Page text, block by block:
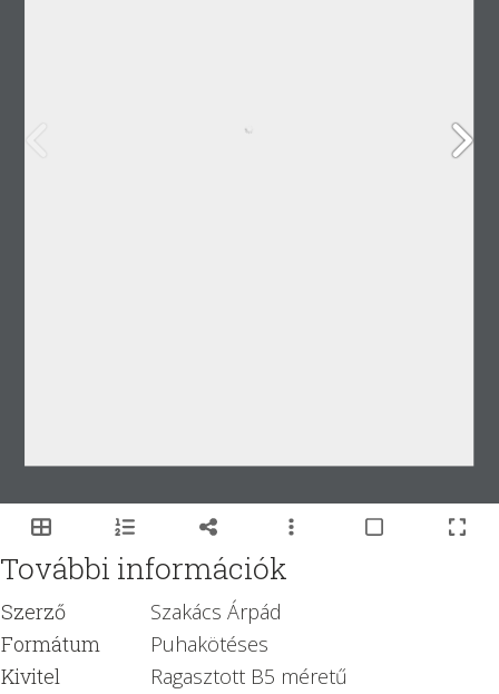
További információk
Szerző
Szakács Árpád
Formátum
Puhakötéses
Kivitel
Ragasztott B5 méretű